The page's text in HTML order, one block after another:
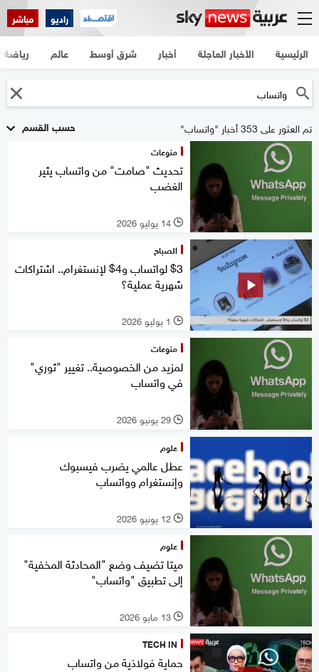
راديو مباشر
الرئيسية الأخبار العاجلة أخبار شرق أوسط عالم رياضة
حسب القسم تم العثور على 353 أخبار "واتساب"
منوعات
تحديث "صامت" من واتساب يثير
الغضب
l 14 يوليو 2026
الصباح
$3 لواتساب و4$ لإنستغرام.. اشتراكات
شهرية عملية؟
l 1 يوليو 2026
منوعات
لمزيد من الخصوصية.. تغيير "ثوري"
في واتساب
l 29 يونيو 2026
علوم
عطل عالمي يضرب فيسبوك
وإنستغرام وواتساب
l 12 يونيو 2026
علوم
ميتا تضيف وضع "المحادثة المخفية"
إلى تطبيق "واتساب"
l 13 مايو 2026
TECH IN
حماية فولاذية من واتساب